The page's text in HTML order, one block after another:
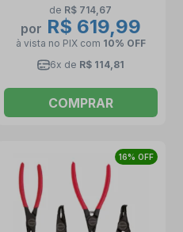
de R$ 714,67
por R$ 619,99
à vista no PIX com 10% OFF
6x de R$ 114,81
COMPRAR
16% OFF